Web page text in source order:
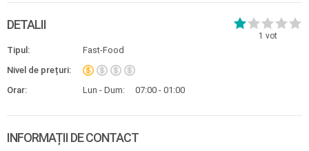
1 vot
DETALII
Tipul:
Fast-Food
Nivel de prețuri:
Orar:
Lun - Dum: 07:00 - 01:00
INFORMAȚII DE CONTACT